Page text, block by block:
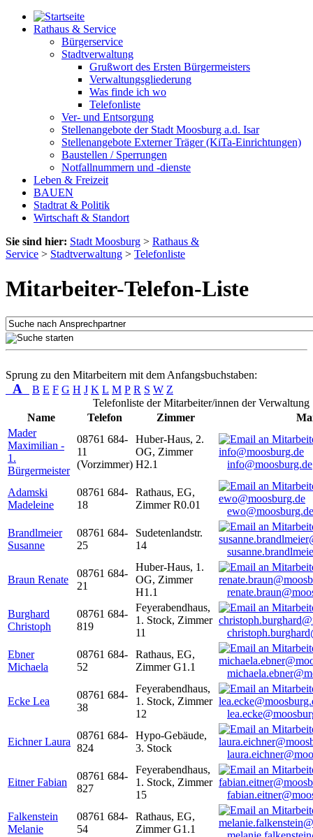
Rathaus & Service
Bürgerservice
Stadtverwaltung
Grußwort des Ersten Bürgermeisters
Verwaltungsgliederung
Was finde ich wo
Telefonliste
Ver- und Entsorgung
Stellenangebote der Stadt Moosburg a.d. Isar
Stellenangebote Externer Träger (KiTa-Einrichtungen)
Baustellen / Sperrungen
Notfallnummern und -dienste
Leben & Freizeit
BAUEN
Stadtrat & Politik
Wirtschaft & Standort
Sie sind hier: Stadt Moosburg > Rathaus &
Service > Stadtverwaltung > Telefonliste
Mitarbeiter-Telefon-Liste
Sprung zu den Mitarbeitern mit dem Anfangsbuchstaben:
A B E F G H J K L M P R S W Z
Telefonliste der Mitarbeiter/innen der Verwaltung
Name
Telefon Zimmer
Mader
Maximilian -
1.
Bürgermeister
08761 684-
11
(Vorzimmer)
Huber-Haus, 2.
OG, Zimmer
H2.1
info@moosburg.de
Adamski
Madeleine
08761 684-
18
Rathaus, EG,
Zimmer R0.01
ewo@moosburg.de
Brandlmeier
Susanne
08761 684-
25
Sudetenlandstr.
14
Braun Renate
08761 684-
21
Huber-Haus, 1.
OG, Zimmer
H1.1
Burghard
Christoph
08761 684-
819
Feyerabendhaus,
1. Stock, Zimmer
11
Ebner
Michaela
08761 684-
52
Rathaus, EG,
Zimmer G1.1
Ecke Lea
08761 684-
38
Feyerabendhaus,
1. Stock, Zimmer
12
Eichner Laura
08761 684-
824
Hypo-Gebäude,
3. Stock
Eitner Fabian
08761 684-
827
Feyerabendhaus,
1. Stock, Zimmer
15
Falkenstein
Melanie
08761 684-
54
Rathaus, EG,
Zimmer G1.1